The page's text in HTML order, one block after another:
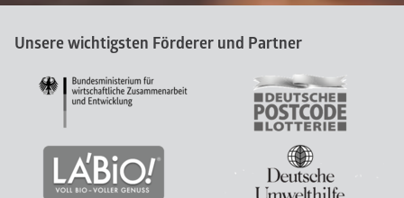
Unsere wichtigsten Förderer und Partner